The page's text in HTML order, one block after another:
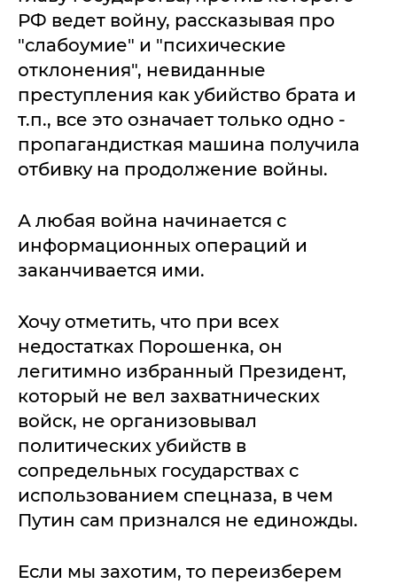
РФ ведет войну, рассказывая про
"слабоумие" и "психические
отклонения", невиданные
преступления как убийство брата и
т.п., все это означает только одно -
пропагандисткая машина получила
отбивку на продолжение войны.
А любая война начинается с
информационных операций и
заканчивается ими.
Хочу отметить, что при всех
недостатках Порошенка, он
легитимно избранный Президент,
который не вел захватнических
войск, не организовывал
политических убийств в
сопредельных государствах с
использованием спецназа, в чем
Путин сам признался не единожды.
Если мы захотим, то переизберем